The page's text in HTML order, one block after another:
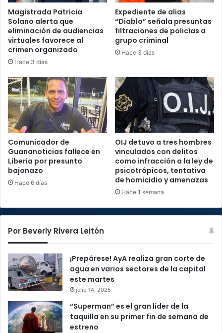
Magistrada Patricia
Solano alerta que
eliminación de audiencias
virtuales favorece al
crimen organizado
Hace 3 días
Expediente de alias
“Diablo” señala presuntas
filtraciones de policías a
grupo criminal
Hace 3 días
Comunicador de
Guananoticias fallece en
Liberia por presunto
bajonazo
Hace 6 días
OIJ detuvo a tres hombres
vinculados con delitos
como infracción a la ley de
psicotrópicos, tentativa
de homicidio y amenazas
Hace 1 semana
Por Beverly Rivera Leitón
¡Prepárese! AyA realiza gran corte de
agua en varios sectores de la capital
este martes
julio 14, 2025
“Superman” es el gran líder de la
taquilla en su primer fin de semana de
estreno